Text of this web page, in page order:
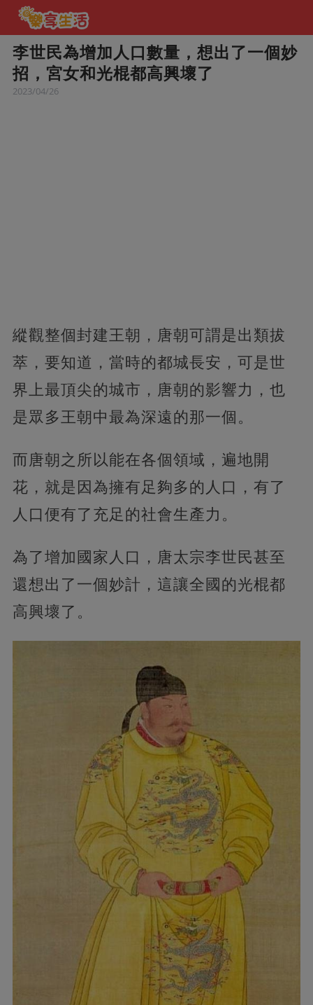
李世民為增加人口數量，想出了一個妙
招，宮女和光棍都高興壞了
2023/04/26
縱觀整個封建王朝，唐朝可謂是出類拔
萃，要知道，當時的都城長安，可是世
界上最頂尖的城市，唐朝的影響力，也
是眾多王朝中最為深遠的那一個。
而唐朝之所以能在各個領域，遍地開
花，就是因為擁有足夠多的人口，有了
人口便有了充足的社會生產力。
為了增加國家人口，唐太宗李世民甚至
還想出了一個妙計，這讓全國的光棍都
高興壞了。